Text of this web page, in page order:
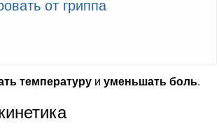
от гриппа
температуру и уменьшать боль.